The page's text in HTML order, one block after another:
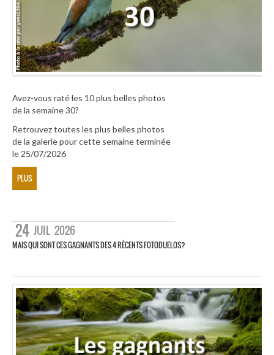
Avez-vous raté les 10 plus belles photos
de la semaine 30?
Retrouvez toutes les plus belles photos
de la galerie pour cette semaine terminée
le 25/07/2026
PLUS
24 JUIL 2026
MAIS QUI SONT CES GAGNANTS DES 4 RÉCENTS FOTODUELOS?